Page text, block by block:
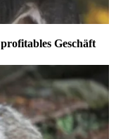
Geschäft